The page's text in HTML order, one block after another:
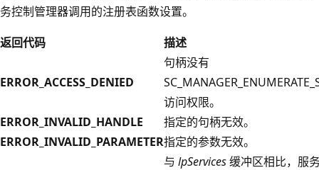
务控制管理器调用的注册表函数设置。
返回代码
描述
ERROR_ACCESS_DENIED
句柄没有
访问权限。
ERROR_INVALID_HANDLE
指定的句柄无效。
ERROR_INVALID_PARAMETER指定的参数无效。
与 lpServices缓冲区相比，服